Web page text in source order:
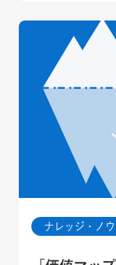
ナレッジ・ノ